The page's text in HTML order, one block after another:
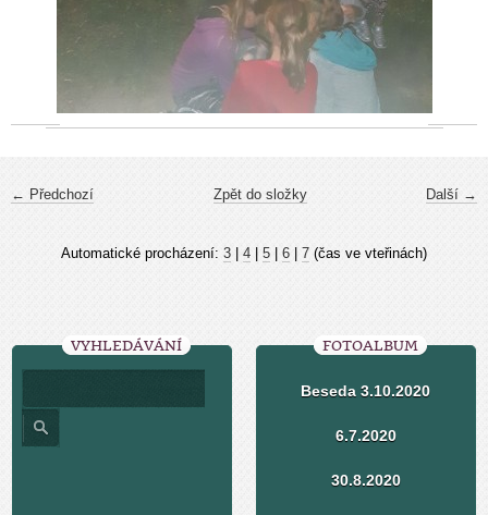
← Předchozí Další →
Zpět do složky
Automatické procházení: 3 4 5 6 7 (čas ve vteřinách)
VYHLEDÁVÁNÍ FOTOALBUM
Beseda 3.10.2020
6.7.2020
30.8.2020